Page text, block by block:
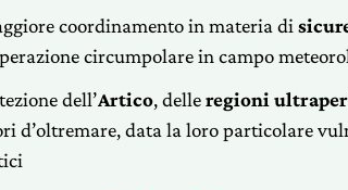
coordinamento in materia di
circumpolare in campo
dell’Artico, delleregioni
d’oltremare, data la loro particolare